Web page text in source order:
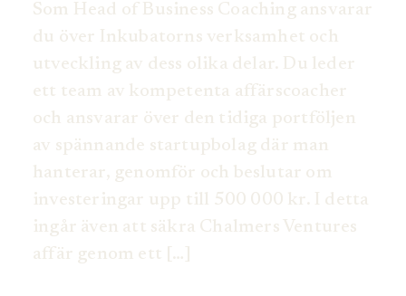
Som Head of Business Coaching ansvarar
du över Inkubatorns verksamhet och
utveckling av dess olika delar. Du leder
ett team av kompetenta affärscoacher
och ansvarar över den tidiga portföljen
av spännande startupbolag där man
hanterar, genomför och beslutar om
investeringar upp till 500 000 kr. I detta
ingår även att säkra Chalmers Ventures
affär genom ett […]